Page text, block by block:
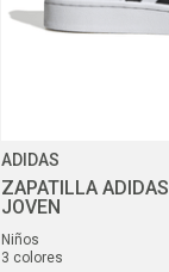
ADIDAS
ZAPATILLA
JOVEN
niños
3 colores